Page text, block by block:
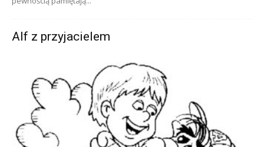
Alf z przyjacielem